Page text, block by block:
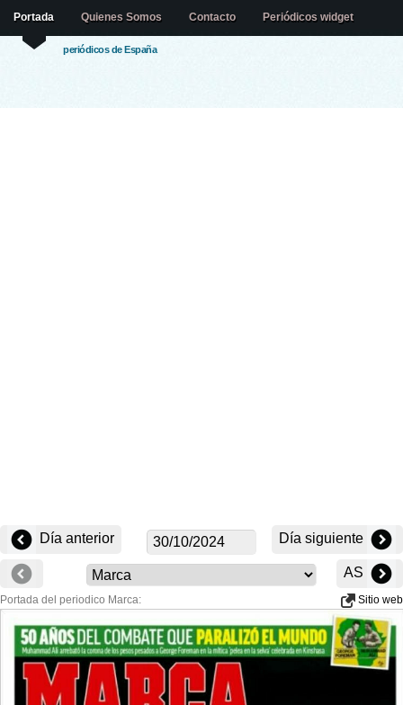
periódicos de España
Portada Quienes Somos Contacto Periódicos widget
Día anterior Día siguiente
AS
Portada del periodico Marca: Sitio web